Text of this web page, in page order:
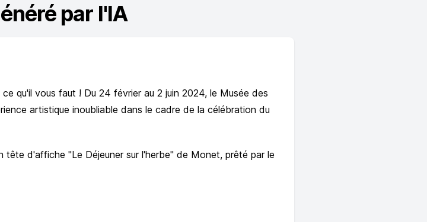
par l'IA
qu'il vous faut ! Du 24 février au 2 juin 2024, le Musée des
artistique inoubliable dans le cadre de la célébration du
d'affiche "Le Déjeuner sur l'herbe" de Monet, prêté par le